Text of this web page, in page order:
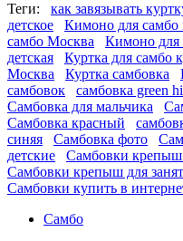
Теги: как завязывать
детское
Кимоно для самбо
самбо Москва
Кимоно для
детская
Куртка для самбо
Москва
Куртка самбовка
самбовок
самбовка green
Самбовка для мальчика
Самбовка красный
синяя
Самбовка фото
детские
Самбовки крепыш
Самбовки крепыш для
Самбовки купить в
Самбо